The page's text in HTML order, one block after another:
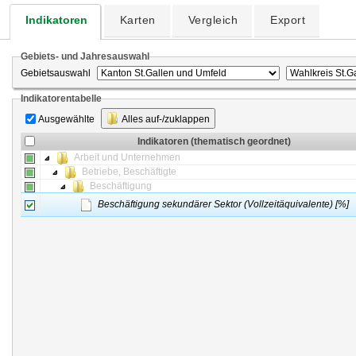
Indikatoren Karten Vergleich Export
Gebiets- und Jahresauswahl
Gebietsauswahl
Indikatorentabelle
Ausgewählte
Alles auf-/zuklappen
Indikatoren (thematisch geordnet)
Arbeit und Unternehmen
Betriebe, Beschäftigte
Beschäftigung
Beschäftigung sekundärer Sektor (Vollzeitäquivalente) [%]